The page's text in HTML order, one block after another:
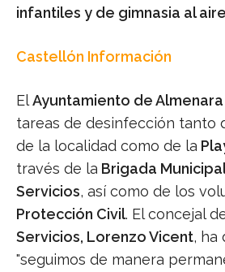
infantiles y de gimnasia al
Castellón Información
ElAyuntamiento de Almenara
tareas de desinfección tanto
de la localidad como de la
través de la Brigada
Servicios, así como de los
Protección Civil. El concejal
Servicios, Lorenzo Vicent, ha
"seguimos de manera